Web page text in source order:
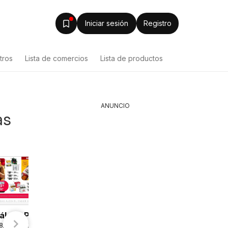
Iniciar sesión Registro
Lista de comercios Lista de productos
Plaza
2026 - 09/08/2026
ANUNCIO